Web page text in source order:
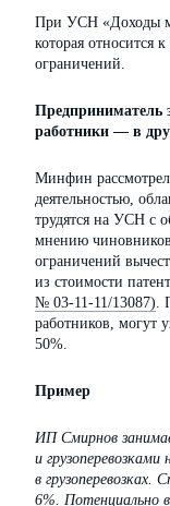
При УСН «Доходы
которая относится
ограничений.
Предприниматель
работники — в
Минфин
деятельностью,
трудятся на УСН с
мнению
ограничений
из стоимости
№ 03-11-11/13087).
работников, могут
50%.
Пример
ИП Смирнов
и
в
6%. Потенциально